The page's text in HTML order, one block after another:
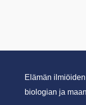
Elämän
biologian ja